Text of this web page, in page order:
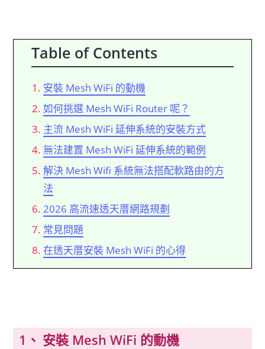
Table of Contents
安裝 Mesh WiFi 的動機
如何挑選 Mesh WiFi Router 呢？
主流 Mesh WiFi 延伸系統的安裝方式
無法建置 Mesh WiFi 延伸系統的範例
解決 Mesh Wifi 系統無法搭配軟路由的方
法
2026 高流速透天厝網路規劃
常見問題
在透天厝安裝 Mesh WiFi 的心得
安裝 Mesh WiFi 的動機